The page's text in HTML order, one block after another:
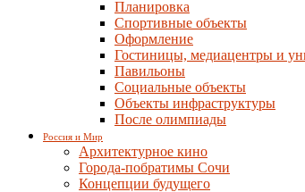
Планировка
Спортивные объекты
Оформление
Гостиницы, медиацентры и
Павильоны
Социальные объекты
Объекты инфраструктуры
После олимпиады
Россия и Мир
Архитектурное кино
Города-побратимы Сочи
Концепции будущего